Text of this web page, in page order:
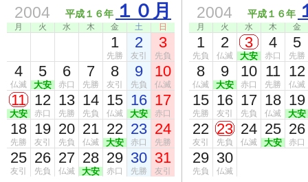
2004 平成１６年 １０月
月 火 水 木 金 土 日
1
先勝
2
友引
3
先負
4
仏滅
5
大安
6
赤口
7
先勝
8
友引
9
先負
10
仏滅
11
大安
12
赤口
13
先勝
14
先負
15
仏滅
16
大安
17
赤口
18
先勝
19
友引
20
先負
21
仏滅
22
大安
23
赤口
24
先勝
25
友引
26
先負
27
仏滅
28
大安
29
赤口
30
先勝
31
友引
2004 平成１６年
月 火 水 木 金
1
先負
2
仏滅
3
大安
4
赤口
5
先勝
8
仏滅
9
大安
10
赤口
11
先勝
12
仏滅
15
先勝
16
友引
17
先負
18
仏滅
19
大安
22
友引
23
先負
24
仏滅
25
大安
26
赤口
29
先負
30
仏滅